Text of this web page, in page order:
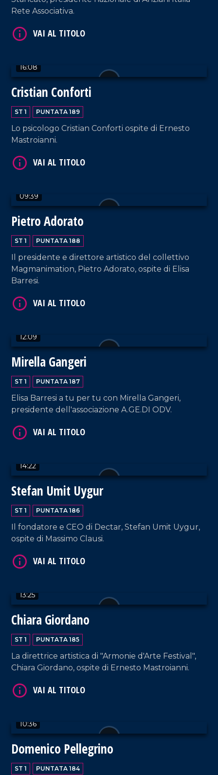
Rete Associativa.
16:08
Cristian Conforti
ST 1 PUNTATA 189
Lo psicologo Cristian Conforti ospite di Ernesto
Mastroianni.
09:39
Pietro Adorato
ST 1 PUNTATA 188
Il presidente e direttore artistico del collettivo
Magmanimation, Pietro Adorato, ospite di Elisa
Barresi.
12:09
Mirella Gangeri
ST 1 PUNTATA 187
Elisa Barresi a tu per tu con Mirella Gangeri,
presidente dell'associazione A.GE.DI ODV.
14:22
Stefan Umit Uygur
ST 1 PUNTATA 186
Il fondatore e CEO di Dectar, Stefan Umit Uygur,
ospite di Massimo Clausi.
13:25
Chiara Giordano
ST 1 PUNTATA 185
La direttrice artistica di "Armonie d'Arte Festival",
Chiara Giordano, ospite di Ernesto Mastroianni.
10:36
Domenico Pellegrino
ST 1 PUNTATA 184
VAI AL TITOLO
VAI AL TITOLO
VAI AL TITOLO
VAI AL TITOLO
VAI AL TITOLO
VAI AL TITOLO
VAI AL TITOLO